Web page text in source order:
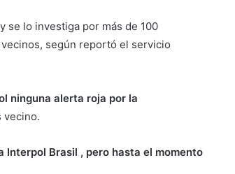
y se lo investiga por más de 100
según reportó el servicio
ninguna alerta roja por la
vecino.
Brasil , pero hasta el momento